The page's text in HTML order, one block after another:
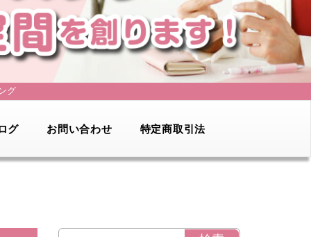
グ
グ お問い合わせ 特定商取引法